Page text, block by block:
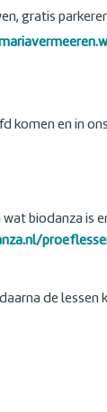
gratis
komen en in
biodanza is
de lessen